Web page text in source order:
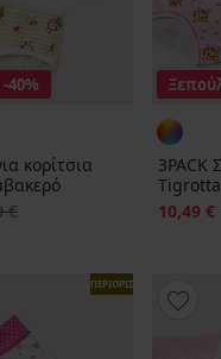
-40%
κορίτσια
τιμή
€
3PACK
Έκπτωση
10,49 €
ΠΕΡΙΟΡΙΣΜΕΝΑ